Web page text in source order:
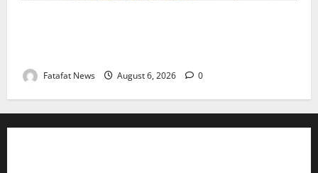
Fatafat News August 6, 2026 0